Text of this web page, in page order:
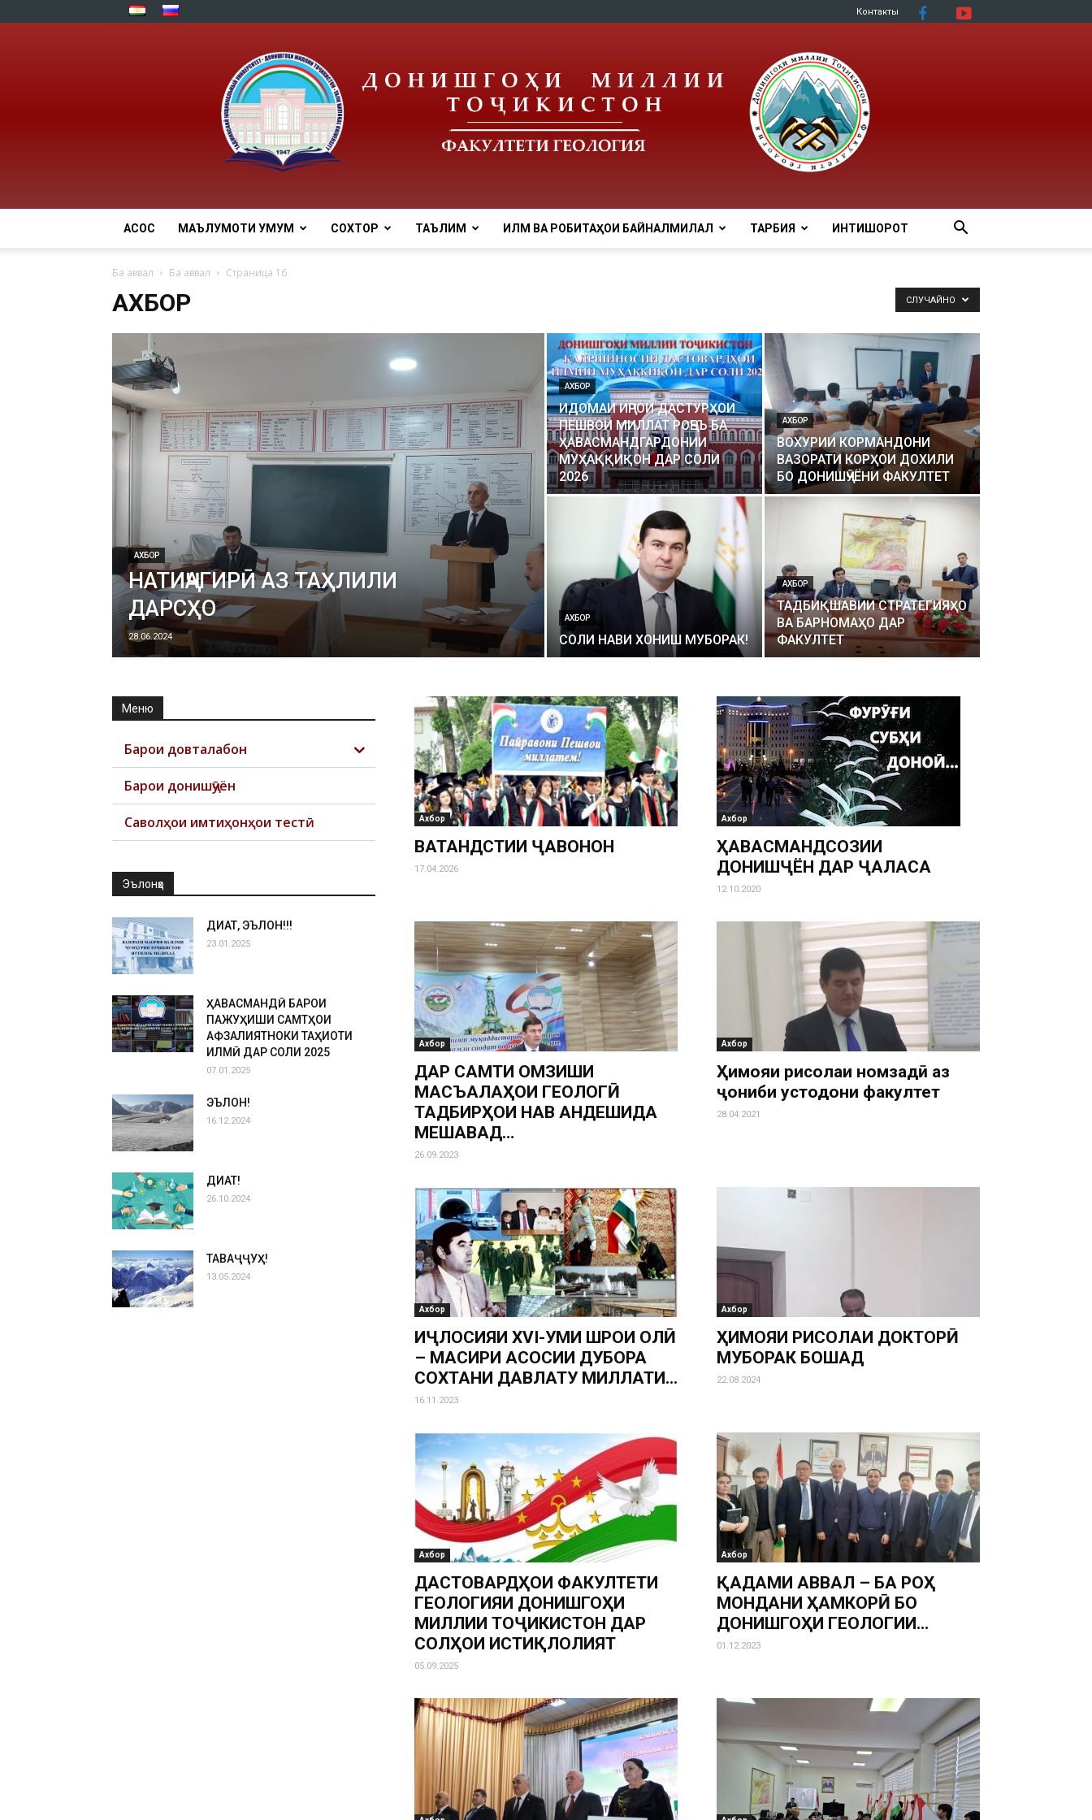
Контакты
АСОСӢ МАЪЛУМОТИ УМУМӢ СОХТОР ТАЪЛИМ ИЛМ ВА РОБИТАҲОИ БАЙНАЛМИЛАЛӢ ТАРБИЯ ИНТИШОРОТ
Ба аввал Ба аввал Страница 16
АХБОР СЛУЧАЙНО
АХБОР
НАТИҶАГИРӢ АЗ ТАҲЛИЛИ
ДАРСҲО
28.06.2024
АХБОР
ИДОМАИ ИҶРОИ ДАСТУРҲОИ
ПЕШВОИ МИЛЛАТ РОҶЕЪ БА
ҲАВАСМАНДГАРДОНИИ
МУҲАҚҚИҚОН ДАР СОЛИ
2026
АХБОР
ВОХУРИИ КОРМАНДОНИ
ВАЗОРАТИ КОРҲОИ ДОХИЛИ
БО ДОНИШҶӮЁНИ ФАКУЛТЕТ
АХБОР
СОЛИ НАВИ ХОНИШ МУБОРАК!
АХБОР
ТАДБИҚШАВИИ СТРАТЕГИЯҲО
ВА БАРНОМАҲО ДАР
ФАКУЛТЕТ
Ахбор
ВАТАНДӮСТИИ ҶАВОНОН
17.04.2026
Ахбор
ҲАВАСМАНДСОЗИИ
ДОНИШҶӮЁН ДАР ҶАЛАСА
12.10.2020
Ахбор
ДАР САМТИ ОМӮЗИШИ
МАСЪАЛАҲОИ ГЕОЛОГӢ
ТАДБИРҲОИ НАВ АНДЕШИДА
МЕШАВАД…
26.09.2023
Ахбор
Ҳимояи рисолаи номзадӣ аз
ҷониби устодони факултет
28.04.2021
Ахбор
ИҶЛОСИЯИ XVI-УМИ ШӮРОИ ОЛӢ
– МАСИРИ АСОСИИ ДУБОРА
СОХТАНИ ДАВЛАТУ МИЛЛАТИ...
16.11.2023
Ахбор
ҲИМОЯИ РИСОЛАИ ДОКТОРӢ
МУБОРАК БОШАД
22.08.2024
Ахбор
ДАСТОВАРДҲОИ ФАКУЛТЕТИ
ГЕОЛОГИЯИ ДОНИШГОҲИ
МИЛЛИИ ТОҶИКИСТОН ДАР
СОЛҲОИ ИСТИҚЛОЛИЯТ
05.09.2025
Ахбор
ҚАДАМИ АВВАЛ – БА РОҲ
МОНДАНИ ҲАМКОРӢ БО
ДОНИШГОҲИ ГЕОЛОГИИ...
01.12.2023
Меню
Барои довталабон
Барои донишҷӯён
Саволҳои имтиҳонҳои тестӣ
Эълонҳо
ДИҚҚАТ, ЭЪЛОН!!!
23.01.2025
ҲАВАСМАНДӢ БАРОИ
ПАЖУҲИШИ САМТҲОИ
АФЗАЛИЯТНОКИ ТАҲҚИҚОТИ
ИЛМӢ ДАР СОЛИ 2025
07.01.2025
ЭЪЛОН!
16.12.2024
ДИҚҚАТ!
26.10.2024
ТАВАҶҶУҲ!
13.05.2024